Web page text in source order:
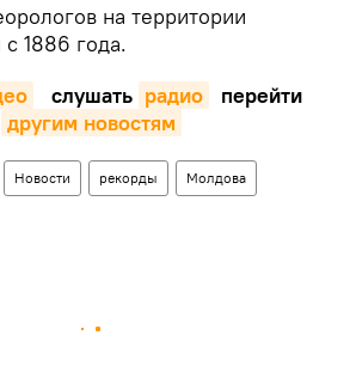
на территории
1886 года.
слушать радио
перейти
другим новостям
Новости рекорды Молдова